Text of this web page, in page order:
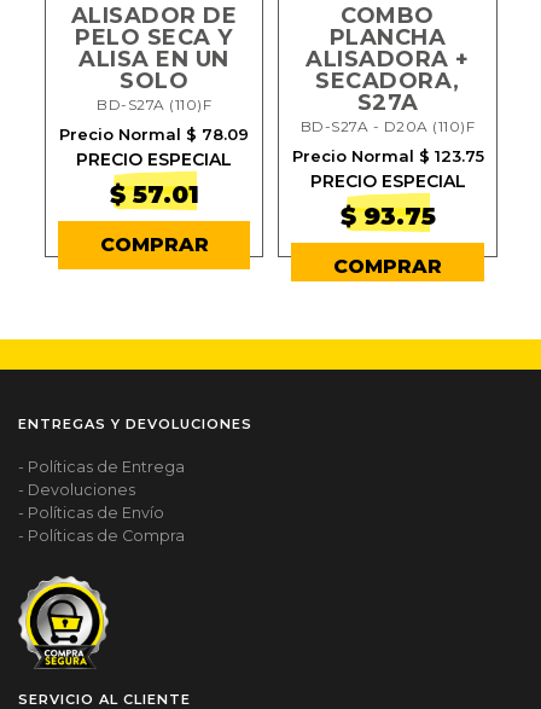
ALISADOR DE
PELO SECA Y
ALISA EN UN
SOLO
BD-S27A (110)F
Precio Normal $ 78.09
PRECIO ESPECIAL
$ 57.01
COMPRAR
COMBO
PLANCHA
ALISADORA +
SECADORA,
S27A
BD-S27A - D20A (110)F
Precio Normal $ 123.75
PRECIO ESPECIAL
$ 93.75
COMPRAR
ENTREGAS Y DEVOLUCIONES
- Políticas de Entrega
- Devoluciones
- Políticas de Envío
- Políticas de Compra
SERVICIO AL CLIENTE